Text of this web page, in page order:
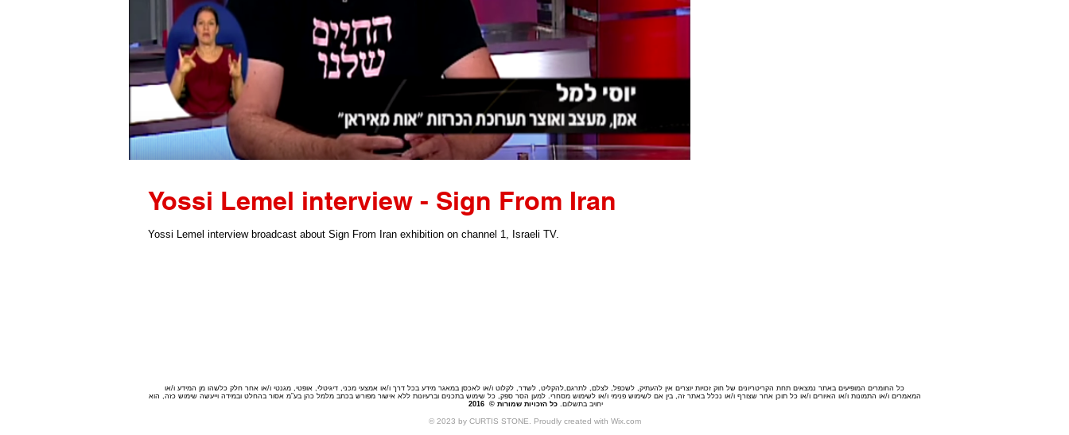
Yossi Lemel interview - Sign From Iran
Yossi Lemel interview broadcast about Sign From Iran exhibition on channel 1, Israeli TV.
כל החומרים המופיעים באתר נמצאים תחת הקריטריונים של חוק זכויות יוצרים אין להעתיק, לשכפל, לצלם, לתרגם,להקליט, לשדר, לקלוט ו/או לאכסן במאגר מידע בכל דרך ו/או אמצעי מכני, דיגיטלי, אופטי, מגנטי ו/או אחר חלק כלשהו מן המידע ו/או
המאמרים ו/או התמונות ו/או האיורים ו/או כל תוכן אחר שצורף ו/או נכלל באתר זה, בין אם לשימוש פנימי ו/או לשימוש מסחרי. למען הסר ספק, כל שימוש בתכנים וברעיונות ללא אישור מפורש בכתב מלמל כהן בע”מ אסור בהחלט ובמידה וייעשה שימוש כזה, הוא
יחויב בתשלום. כל הזכויות שמורות © 2016
© 2023 by CURTIS STONE. Proudly created with Wix.com